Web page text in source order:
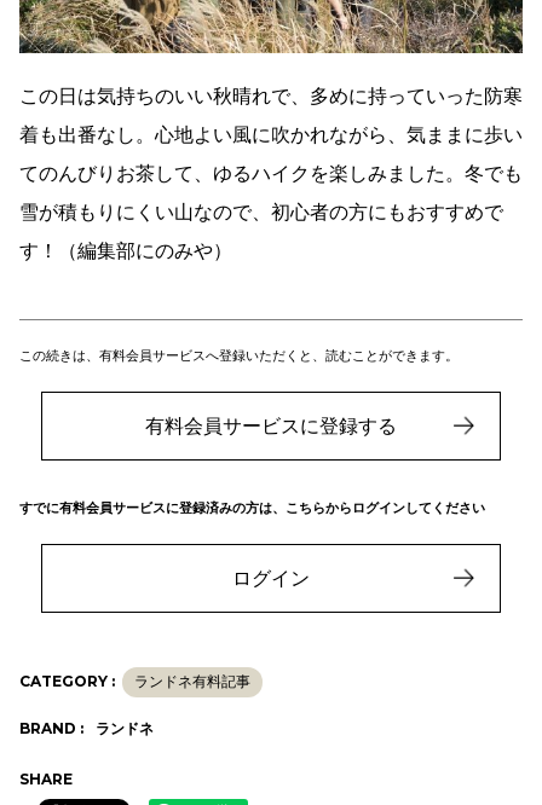
この日は気持ちのいい秋晴れで、多めに持っていった防寒
着も出番なし。心地よい風に吹かれながら、気ままに歩い
てのんびりお茶して、ゆるハイクを楽しみました。冬でも
雪が積もりにくい山なので、初心者の方にもおすすめで
す！（編集部にのみや）
この続きは、有料会員サービスへ登録いただくと、読むことができます。
有料会員サービスに登録する
すでに有料会員サービスに登録済みの方は、こちらからログインしてください
ログイン
CATEGORY : ランドネ有料記事
BRAND : ランドネ
SHARE